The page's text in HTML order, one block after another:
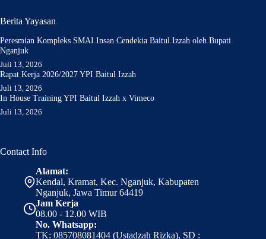
Berita Yayasan
Peresmian Kompleks SMAI Insan Cendekia Baitul Izzah oleh Bupati
Nganjuk
Juli 13, 2026
Rapat Kerja 2026/2027 YPI Baitul Izzah
Juli 13, 2026
In House Training YPI Baitul Izzah x Vimeco
Juli 13, 2026
Contact Info
Alamat:
Kendal, Kramat, Kec. Nganjuk, Kabupaten
Nganjuk, Jawa Timur 64419
Jam Kerja
08.00 - 12.00 WIB
No. Whatsapp:
TK: 085708081404 (Ustadzah Rizka), SD :